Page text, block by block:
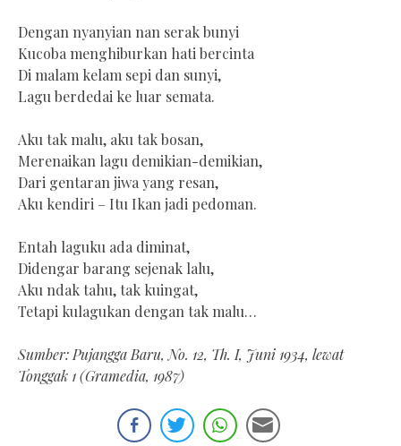
Dengan nyanyian nan serak bunyi
Kucoba menghiburkan hati bercinta
Di malam kelam sepi dan sunyi,
Lagu berdedai ke luar semata.
Aku tak malu, aku tak bosan,
Merenaikan lagu demikian-demikian,
Dari gentaran jiwa yang resan,
Aku kendiri – Itu Ikan jadi pedoman.
Entah laguku ada diminat,
Didengar barang sejenak lalu,
Aku ndak tahu, tak kuingat,
Tetapi kulagukan dengan tak malu…
Sumber: Pujangga Baru, No. 12, Th. I, Juni 1934, lewat
Tonggak 1 (Gramedia, 1987)